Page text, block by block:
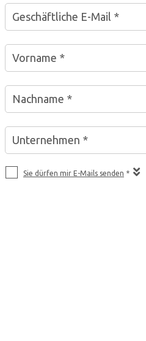
Geschäftliche E-Mail *
Vorname *
Nachname *
Unternehmen *
Sie dürfen mir E-Mails senden *